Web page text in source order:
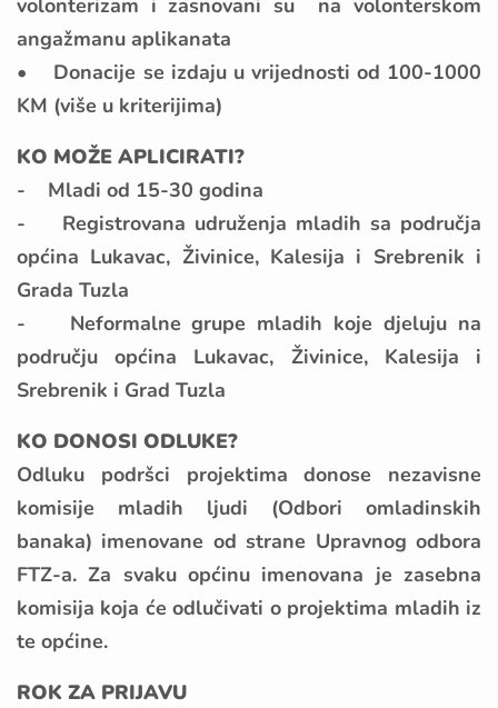
volonterizam i zasnovani su na volonterskom
angažmanu aplikanata
• Donacije se izdaju u vrijednosti od 100-1000
KM (više u kriterijima)
KO MOŽE APLICIRATI?
- Mladi od 15-30 godina
- Registrovana udruženja mladih sa područja
općina Lukavac, Živinice, Kalesija i Srebrenik i
Grada Tuzla
- Neformalne grupe mladih koje djeluju na
području općina Lukavac, Živinice, Kalesija i
Srebrenik i Grad Tuzla
KO DONOSI ODLUKE?
Odluku podršci projektima donose nezavisne
komisije mladih ljudi (Odbori omladinskih
banaka) imenovane od strane Upravnog odbora
FTZ-a. Za svaku općinu imenovana je zasebna
komisija koja će odlučivati o projektima mladih iz
te općine.
ROK ZA PRIJAVU